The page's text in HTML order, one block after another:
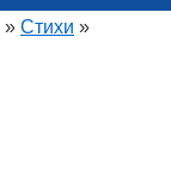
» Стихи »